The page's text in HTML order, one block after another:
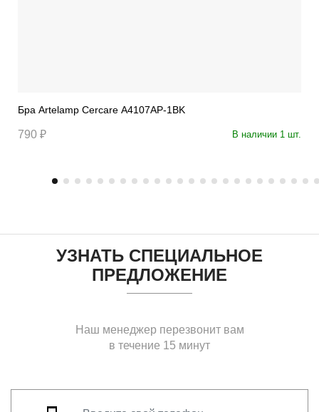
Бра Artelamp Cercare A4107AP-1BK
790 ₽ В наличии 1 шт.
УЗНАТЬ СПЕЦИАЛЬНОЕ
ПРЕДЛОЖЕНИЕ
Наш менеджер перезвонит вам
в течение 15 минут